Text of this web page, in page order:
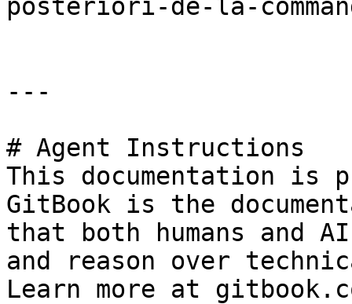
posteriori-de-la-
---
# Agent Instructions
This documentation is
GitBook is the
that both humans and
and reason over
Learn more at